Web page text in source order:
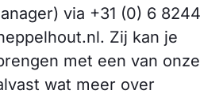
via +31 (0) 6 8244
Zij kan je
met een van onze
wat meer over